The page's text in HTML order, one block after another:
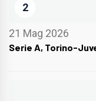
2
21 Mag 2026
Serie A, Torino-